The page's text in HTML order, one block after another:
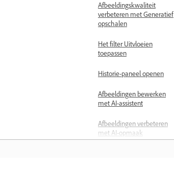
Afbeeldingskwaliteit
verbeteren met Generatief
opschalen
Het filter Uitvloeien
toepassen
Historie-paneel openen
Afbeeldingen bewerken
met AI-assistent
Afbeeldingen verbeteren
met AI-opmaak